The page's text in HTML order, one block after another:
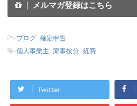
メルマガ登録はこちら
-ブログ 確定申告
-個人事業主 家事按分 経費
Twitter